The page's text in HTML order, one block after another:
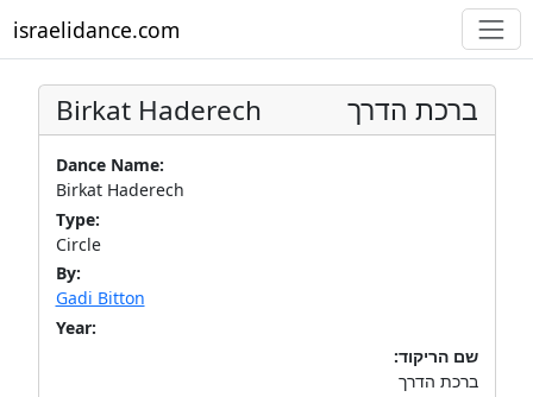
israelidance.com
Birkat Haderech ברכת הדרך
Dance Name:
Birkat Haderech
Type:
Circle
By:
Gadi Bitton
Year:
שם הריקוד:
ברכת הדרך